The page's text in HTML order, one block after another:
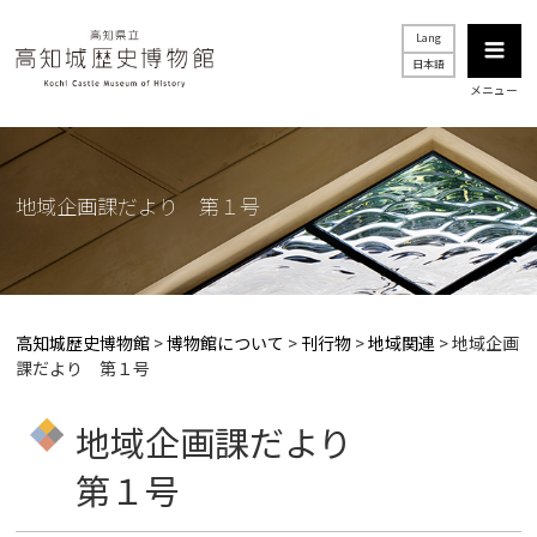
Lang
日本語
メニュー
地域企画課だより 第１号
高知城歴史博物館 >博物館について > 刊行物 >地域関連 >地域企画
課だより 第１号
地域企画課だより
第１号